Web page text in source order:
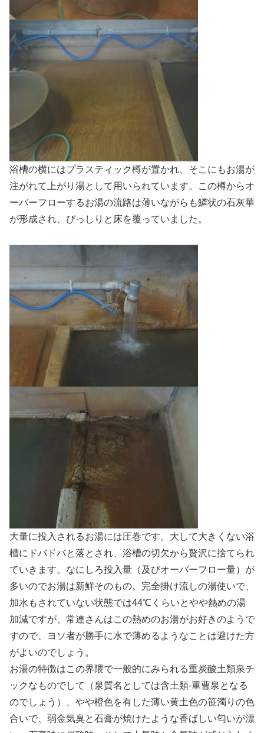
浴槽の横にはプラスティック樽が置かれ、そこにもお湯が
注がれて上がり湯として用いられています。この樽からオ
ーバーフローするお湯の流路は薄いながらも鱗状の石灰華
が形成され、びっしりと床を覆っていました。
大量に投入されるお湯には圧巻です。大して大きくない浴
槽にドバドバと落とされ、浴槽の切欠から贅沢に捨てられ
ていきます。なにしろ投入量（及びオーバーフロー量）が
多いのでお湯は新鮮そのもの。完全掛け流しの湯使いで、
加水もされていない状態では44℃くらいとやや熱めの湯
加減ですが、常連さんはこの熱めのお湯がお好きのようで
すので、ヨソ者が勝手に水で薄めるようなことは避けた方
がよいのでしょう。
お湯の特徴はこの界隈で一般的にみられる重炭酸土類泉チ
ックなものでして（泉質名としては含土類-重曹泉となる
のでしょう）、やや橙色を有した薄い黄土色の笹濁りの色
合いで、弱金気臭と石膏が焼けたような香ばしい匂いが漂